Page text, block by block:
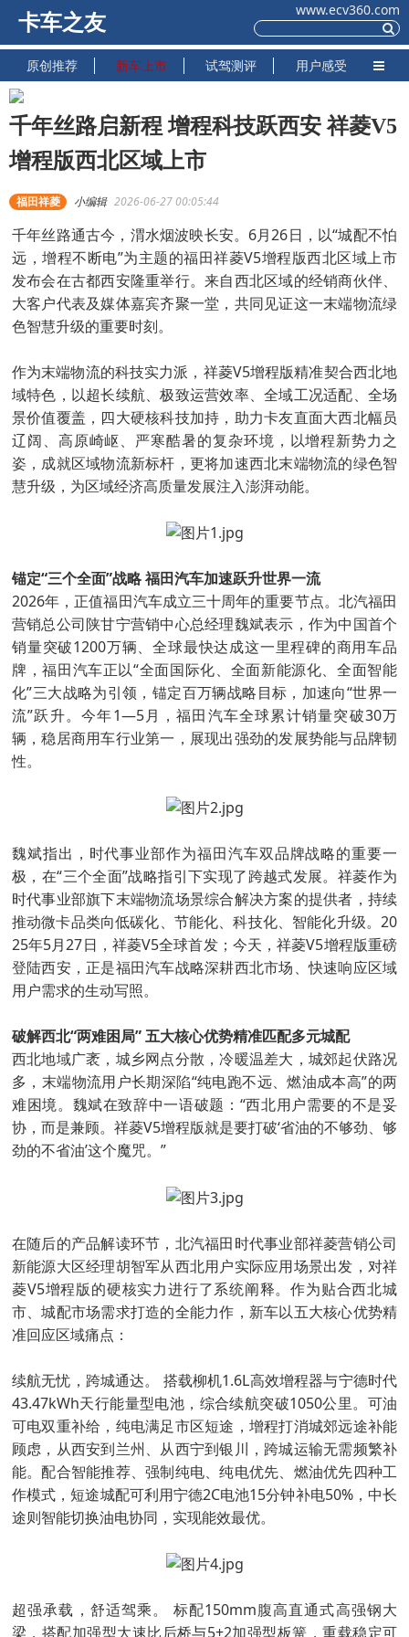
卡车之友
www.ecv360.com
原创推荐 新车上市 试驾测评 用户感受
千年丝路启新程 增程科技跃西安 祥菱V5
增程版西北区域上市
福田祥菱 小编辑 2026-06-27 00:05:44
千年丝路通古今，渭水烟波映长安。6月26日，以“城配不怕
远，增程不断电”为主题的福田祥菱V5增程版西北区域上市
发布会在古都西安隆重举行。来自西北区域的经销商伙伴、
大客户代表及媒体嘉宾齐聚一堂，共同见证这一末端物流绿
色智慧升级的重要时刻。
作为末端物流的科技实力派，祥菱V5增程版精准契合西北地
域特色，以超长续航、极致运营效率、全域工况适配、全场
景价值覆盖，四大硬核科技加持，助力卡友直面大西北幅员
辽阔、高原崎岖、严寒酷暑的复杂环境，以增程新势力之
姿，成就区域物流新标杆，更将加速西北末端物流的绿色智
慧升级，为区域经济高质量发展注入澎湃动能。
锚定“三个全面”战略 福田汽车加速跃升世界一流
2026年，正值福田汽车成立三十周年的重要节点。北汽福田
营销总公司陕甘宁营销中心总经理魏斌表示，作为中国首个
销量突破1200万辆、全球最快达成这一里程碑的商用车品
牌，福田汽车正以“全面国际化、全面新能源化、全面智能
化”三大战略为引领，锚定百万辆战略目标，加速向“世界一
流”跃升。今年1—5月，福田汽车全球累计销量突破30万
辆，稳居商用车行业第一，展现出强劲的发展势能与品牌韧
性。
魏斌指出，时代事业部作为福田汽车双品牌战略的重要一
极，在“三个全面”战略指引下实现了跨越式发展。祥菱作为
时代事业部旗下末端物流场景综合解决方案的提供者，持续
推动微卡品类向低碳化、节能化、科技化、智能化升级。20
25年5月27日，祥菱V5全球首发；今天，祥菱V5增程版重磅
登陆西安，正是福田汽车战略深耕西北市场、快速响应区域
用户需求的生动写照。
破解西北“两难困局” 五大核心优势精准匹配多元城配
西北地域广袤，城乡网点分散，冷暖温差大，城郊起伏路况
多，末端物流用户长期深陷“纯电跑不远、燃油成本高”的两
难困境。魏斌在致辞中一语破题：“西北用户需要的不是妥
协，而是兼顾。祥菱V5增程版就是要打破‘省油的不够劲、够
劲的不省油’这个魔咒。”
在随后的产品解读环节，北汽福田时代事业部祥菱营销公司
新能源大区经理胡智军从西北用户实际应用场景出发，对祥
菱V5增程版的硬核实力进行了系统阐释。作为贴合西北城
市、城配市场需求打造的全能力作，新车以五大核心优势精
准回应区域痛点：
续航无忧，跨城通达。 搭载柳机1.6L高效增程器与宁德时代
43.47kWh天行能量型电池，综合续航突破1050公里。可油
可电双重补给，纯电满足市区短途，增程打消城郊远途补能
顾虑，从西安到兰州、从西宁到银川，跨城运输无需频繁补
能。配合智能推荐、强制纯电、纯电优先、燃油优先四种工
作模式，短途城配可利用宁德2C电池15分钟补电50%，中长
途则智能切换油电协同，实现能效最优。
超强承载，舒适驾乘。 标配150mm腹高直通式高强钢大
梁，搭配加强型大速比后桥与5+2加强型板簧，重载稳定可